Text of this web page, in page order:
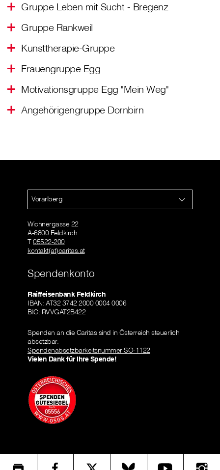
Gruppe Leben mit Sucht - Bregenz
Gruppe Rankweil
Kunsttherapie-Gruppe
Frauengruppe Egg
Motivationsgruppe Egg "Mein Weg"
Angehörigengruppe Dornbirn
Vorarlberg
Wichnergasse 22
A-6800 Feldkirch
T05522-200
kontakt(at)caritas.at
Spendenkonto
Raiffeisenbank Feldkirch
IBAN: AT32 3742 2000 0004 0006
BIC: RVVGAT2B422
Spenden an die Caritas sind in Österreich steuerlich
absetzbar.
Spendenabsetzbarkeitsnummer SO-1122
Vielen Dank für Ihre Spende!